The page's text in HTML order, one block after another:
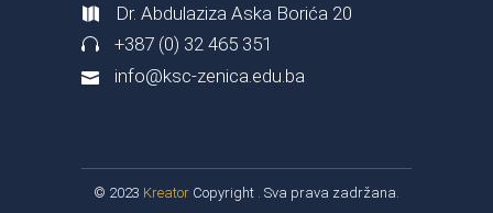
Dr. Abdulaziza Aska Borića 20
+387 (0) 32 465 351
info@ksc-zenica.edu.ba
© 2023 Kreator Copyright . Sva prava zadržana.